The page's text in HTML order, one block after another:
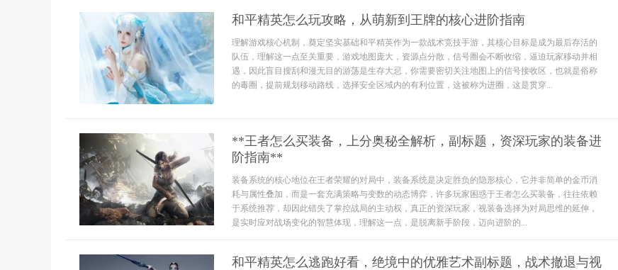
和平精英怎么玩攻略，从萌新到王牌的核心进阶指南
理解游戏核心机制，奠定坚实基础和平精英作为一款战术竞技手游，其核心目标是成为最后存活的
队伍，理解这一点至关重要，游戏地图庞大，资源点分散，信号圈会不断收缩，逼迫玩家移动并相
遇，因此盲目搜刮和漫无目的游荡是生存大忌，你需要密切关注地图上的信号接收区，也就是俗称
的毒圈，提前规划移动路线，选择安全区域内的有利位置，这被称为进圈，这是贯穿...
**王者怎么买装备，上分奥秘全解析，副标题，资深玩家的装备进
阶指南**
装备系统的核心地位在王者荣耀的对局中，装备系统是决定胜负的隐形核心，它并非简单的金币消
耗与属性叠加，而是一套充满策略与变数的动态博弈，许多玩家困惑于王者怎么买装备，往往依赖
于系统推荐，却因此错失了掌控战局的主动权，真正的资深玩家，视装备选择为对局思维的延伸，
是实时应对战场变化的智慧体现，理解这一点，是脱离新手阶段，迈向进阶的...
和平精英怎么逃跑好看，绝境中的优雅艺术副标题，战术撤退与视